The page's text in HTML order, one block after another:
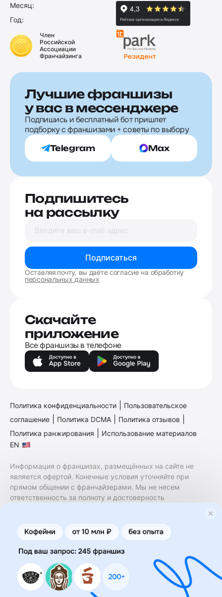
Месяц:
Год:
Член
Российской
Ассоциации
Франчайзинга
Лучшие франшизы
у вас в мессенджере
Подпишись и бесплатный бот пришлет
подборку с франшизами + советы по выбору
Telegram Max
Подпишитесь
на рассылку
Подписаться
Оставляя почту, вы даёте согласие на обработку
персональных данных
Скачайте
приложение
Все франшизы в телефоне
Политика конфиденциальности
Пользовательское
соглашение
Политика DCMA Политика отзывов
Политика ранжирования
Использование материалов
EN
Информация о франшизах, размещённых на сайте не
является офертой. Конечные условия уточняйте при
прямом общении с франчайзерами. Мы не несем
ответственность за полноту и достоверность
финансовые услуги. Заключение договоров
коммерческой концессии (франчайзинга) осуществляется
правообладателями/их представителями. Бизнесменс.ру
не является посредником или представителем
правообладателя и не несет ответственность за условия
предоставления франшизы и действия лиц,
осуществленные на основании информации, имеющейся